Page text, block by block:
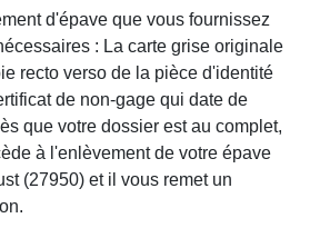
d'épave que vous fournissez
: La carte grise originale
recto verso de la pièce d'identité
de non-gage qui date de
que votre dossier est au complet,
à l'enlèvement de votre épave
(27950) et il vous remet un